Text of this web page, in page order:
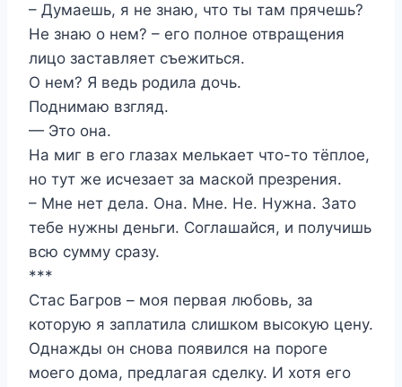
– Думаешь, я не знаю, что ты там прячешь?
Не знаю о нем? – его полное отвращения
лицо заставляет съежиться.
О нем? Я ведь родила дочь.
Поднимаю взгляд.
— Это она.
На миг в его глазах мелькает что-то тёплое,
но тут же исчезает за маской презрения.
– Мне нет дела. Она. Мне. Не. Нужна. Зато
тебе нужны деньги. Соглашайся, и получишь
всю сумму сразу.
***
Стас Багров – моя первая любовь, за
которую я заплатила слишком высокую цену.
Однажды он снова появился на пороге
моего дома, предлагая сделку. И хотя его